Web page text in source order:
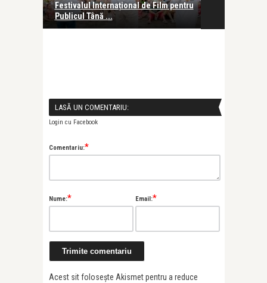
Festivalul Internațional de Film pentru
Publicul Tână ...
LASĂ UN COMENTARIU:
Login cu Facebook
Comentariu:*
Nume:* Email:*
Acest sit folosește Akismet pentru a reduce